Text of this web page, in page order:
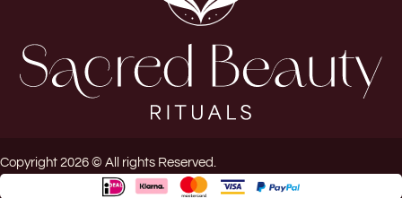
Copyright 2026 © All rights Reserved.